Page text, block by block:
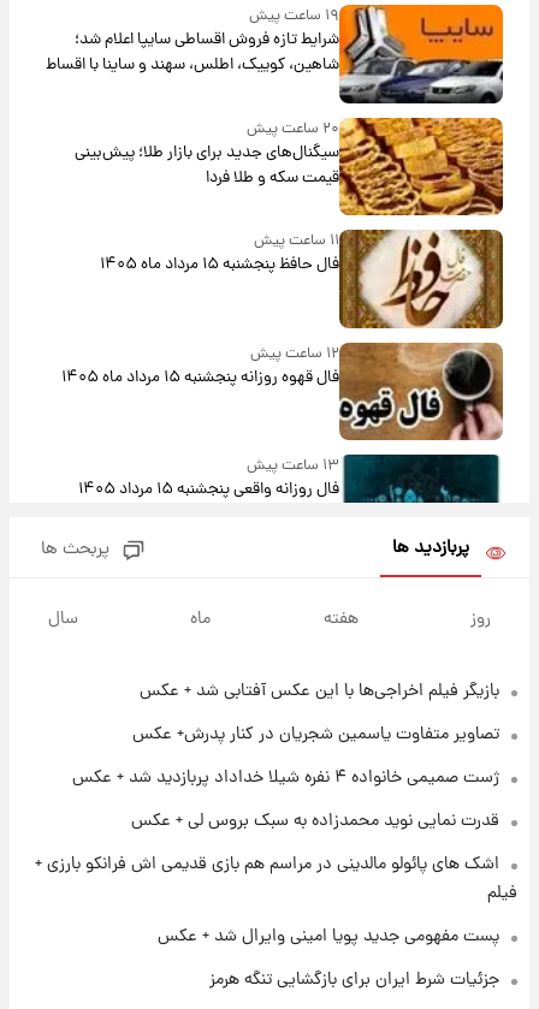
۱۹ ساعت پیش
شرایط تازه فروش اقساطی سایپا اعلام شد؛
شاهین، کوییک، اطلس، سهند و ساینا با اقساط
بلندمدت + جدول
۲۰ ساعت پیش
سیگنال‌های جدید برای بازار طلا؛ پیش‌بینی
قیمت سکه و طلا فردا
۱۱ ساعت پیش
فال حافظ پنجشنبه ۱۵ مرداد ماه ۱۴۰۵
۱۲ ساعت پیش
فال قهوه روزانه پنجشنبه ۱۵ مرداد ماه ۱۴۰۵
۱۳ ساعت پیش
فال روزانه واقعی پنجشنبه ۱۵ مرداد ۱۴۰۵
+ جدول
۱ روز پیش
نام خودرو، مبلغ پیش پرداخت و زمان تحویل |
سود مشارکت چند درصد است؟
زمان پخش «مرد سه هزار چهره» مشخص شد
کار استقلال و رامین رضاییان رسما تمام شد +
عکس / خداحافظی صمیمانه آبی ها با رامین!
پربازدید ها پربحث ها
روز هفته ماه سال
بازیگر فیلم اخراجی‌ها با این عکس آفتابی شد + عکس
تصاویر متفاوت یاسمین شجریان در کنار پدرش+ عکس
ژست صمیمی خانواده ۴ نفره شیلا خداداد پربازدید شد + عکس
قدرت نمایی نوید محمدزاده به سبک بروس لی + عکس
اشک های پائولو مالدینی در مراسم هم بازی قدیمی اش فرانکو بارزی +
فیلم
پست مفهومی جدید پویا امینی وایرال شد + عکس
جزئیات شرط ایران برای بازگشایی تنگه هرمز